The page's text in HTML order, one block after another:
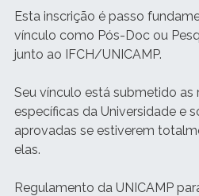
Esta inscrição é passo
vínculo como Pós-Doc ou
junto ao IFCH/UNICAMP.
Seu vínculo está submetido as
específicas da Universidade e
aprovadas se estiverem
elas.
Regulamento da UNICAMP